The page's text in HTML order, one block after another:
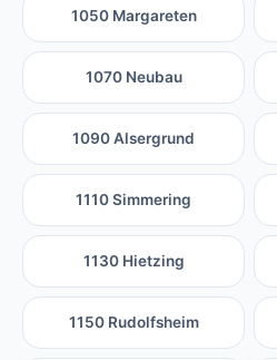
1050 Margareten
1070 Neubau
1090 Alsergrund
1110 Simmering
1130 Hietzing
1150 Rudolfsheim